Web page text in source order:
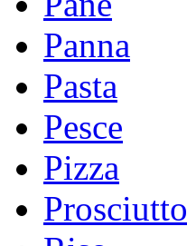
Panna
Pasta
Pesce
Pizza
Prosciutto